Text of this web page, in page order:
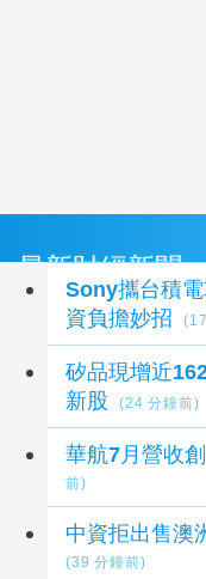
最新財經新聞
Sony攜台積
資負擔妙招
矽品現增近
新股
(24 分鐘前)
華航7月營收
前)
中資拒出售
(39 分鐘前)